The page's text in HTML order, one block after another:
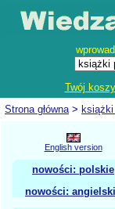
Twój
Strona główna>
English version
nowości: polskie
nowości: